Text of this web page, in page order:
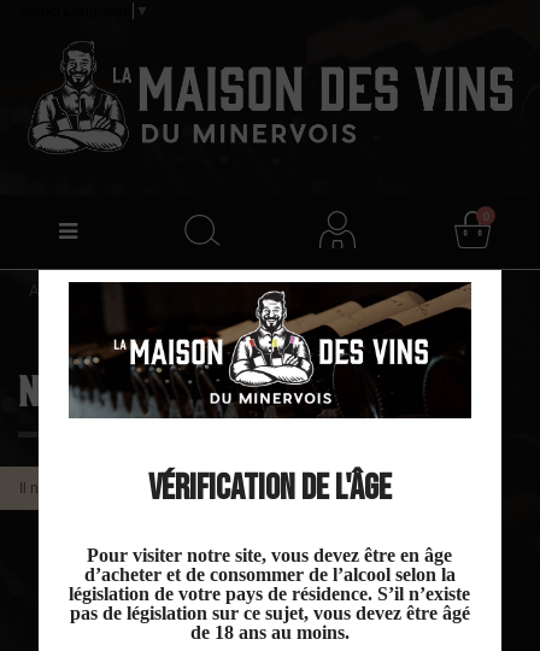
Vérification de l'âge
Pour visiter notre site, vous devez être en âge
d’acheter et de consommer de l’alcool selon la
législation de votre pays de résidence. S’il n’existe
pas de législation sur ce sujet, vous devez être âgé
de 18 ans au moins.
▼
0
Accueil
News
Il n'y a aucun post